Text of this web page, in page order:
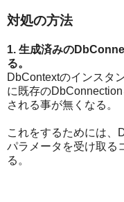
対処の方法
1. 生成済みの
る。
DbContextのインスタ
に既存の
される事が無くなる。
これをするためには、
パラメータを受け取る
る。